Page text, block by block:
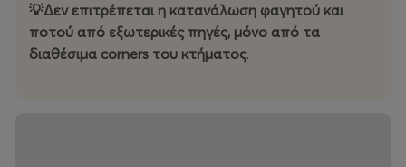
κυριολεκτικά.
🕦18:30_2+ ΕΤΩΝ
💡Δεν επιτρέπεται η κατανάλωση φαγητού και
ποτού από εξωτερικές πηγές, μόνο από τα
διαθέσιμα corners του κτήματος.